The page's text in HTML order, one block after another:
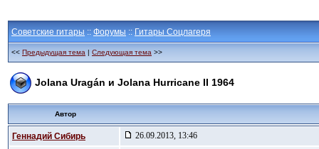
Советские гитары :: Форумы :: Гитары Соцлагеря
<< Предыдущая тема | Следующая тема >>
Jolana Uragán и Jolana Hurricane II 1964
Автор
Геннадий Сибирь 26.09.2013, 13:46